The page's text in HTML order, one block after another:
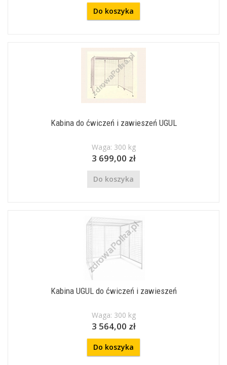
Do koszyka
Kabina do ćwiczeń i zawieszeń UGUL
Waga: 300 kg
3 699,00 zł
Do koszyka
Kabina UGUL do ćwiczeń i zawieszeń
Waga: 300 kg
3 564,00 zł
Do koszyka